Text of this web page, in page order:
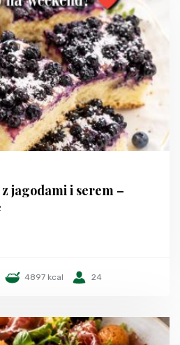
jagodami i serem –
4897 kcal 24